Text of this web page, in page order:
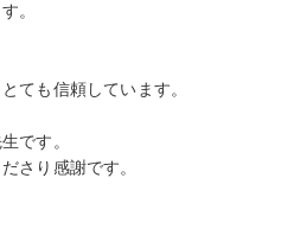
。
ても信頼しています。
です。
さり感謝です。